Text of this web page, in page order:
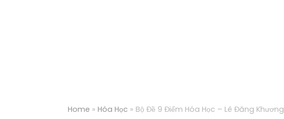
Home » Hóa Học » Bộ Đề 9 Điểm Hóa Học – Lê Đăng Khương